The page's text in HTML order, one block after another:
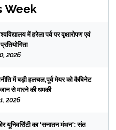
Week
में हरेला पर्व पर वृक्षारोपण एवं
2026
में बड़ी हलचल,पूर्व मेयर को कैबिनेट
से मारने की धमकी
2026
यूनिवर्सिटी का ‘सनातन मंथन’: संत